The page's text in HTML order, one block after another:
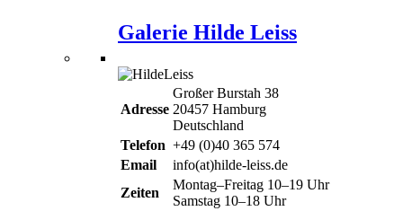
Galerie Hilde Leiss
Adresse
Großer Burstah 38
20457 Hamburg
Deutschland
Telefon +49 (0)40 365 574
Email
info(at)hilde-leiss.de
Zeiten
Montag–Freitag 10–19 Uhr
Samstag 10–18 Uhr